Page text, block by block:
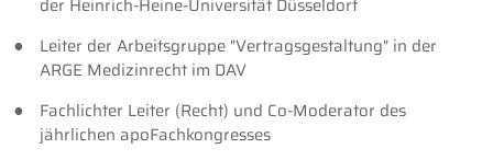
der Heinrich-Heine-Universität Düsseldorf
Leiter der Arbeitsgruppe "Vertragsgestaltung" in der
ARGE Medizinrecht im DAV
Fachlichter Leiter (Recht) und Co-Moderator des
jährlichen apoFachkongresses